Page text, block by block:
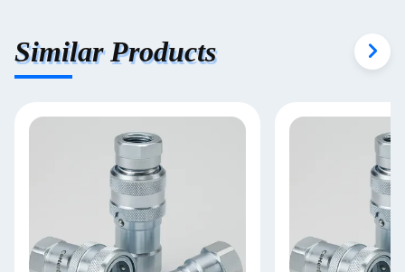
Similar Products